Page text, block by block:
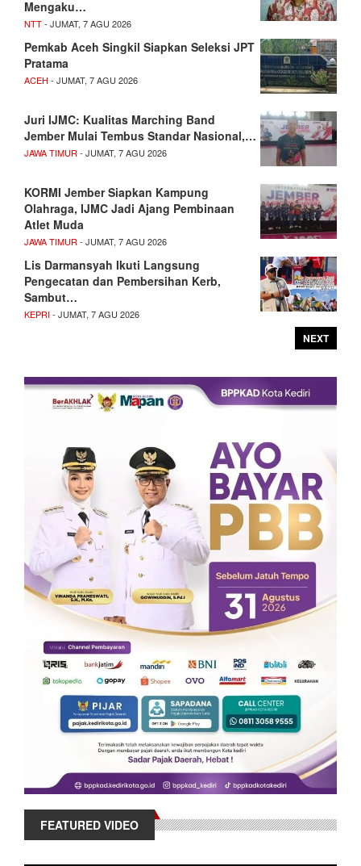
Mengaku…
NTT- JUMAT, 7 AGU 2026
Pemkab Aceh Singkil Siapkan Seleksi JPT
Pratama
ACEH - JUMAT, 7 AGU 2026
Juri IJMC: Kualitas Marching Band
Jember Mulai Tembus Standar Nasional,…
JAWA TIMUR - JUMAT, 7 AGU 2026
KORMI Jember Siapkan Kampung
Olahraga, IJMC Jadi Ajang Pembinaan
Atlet Muda
JAWA TIMUR - JUMAT, 7 AGU 2026
Lis Darmansyah Ikuti Langsung
Pengecatan dan Pembersihan Kerb,
Sambut…
KEPRI- JUMAT, 7 AGU 2026
NEXT
FEATURED VIDEO